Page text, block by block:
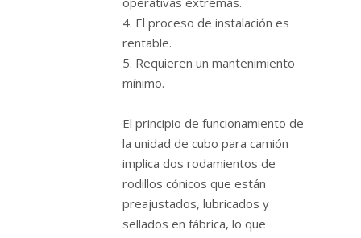
4. El proceso de instalación es
rentable.
5. Requieren un mantenimiento
mínimo.
El principio de funcionamiento de
la unidad de cubo para camión
implica dos rodamientos de
rodillos cónicos que están
preajustados, lubricados y
sellados en fábrica, lo que